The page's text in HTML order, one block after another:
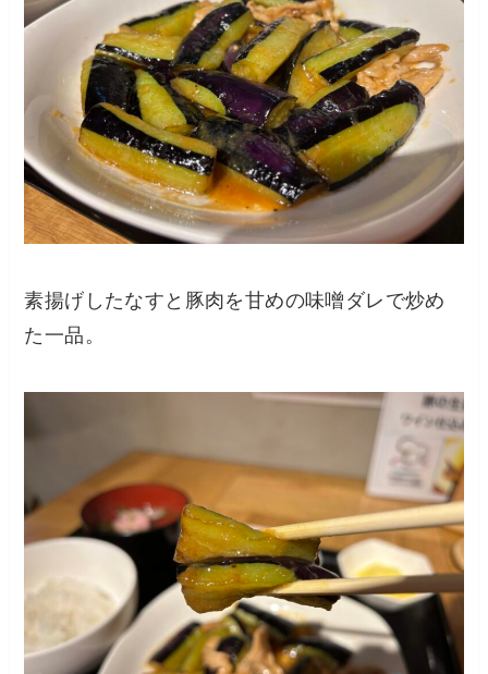
素揚げしたなすと豚肉を甘めの味噌ダレで炒め
た一品。